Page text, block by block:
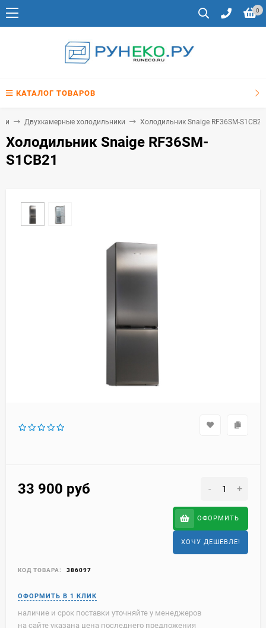
0
КАТАЛОГ ТОВАРОВ
Двухкамерные холодильники Холодильник Snaige RF36SM-S1CB21
Холодильник Snaige RF36SM-
S1CB21
33 900 руб - +
ОФОРМИТЬ
ХОЧУ ДЕШЕВЛЕ!
КОД ТОВАРА: 386097
наличие и срок поставки уточняйте у менеджеров
на сайте указана цена последнего предложения